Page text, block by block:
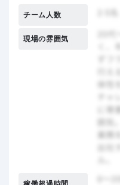
チーム人数
現場の雰囲気